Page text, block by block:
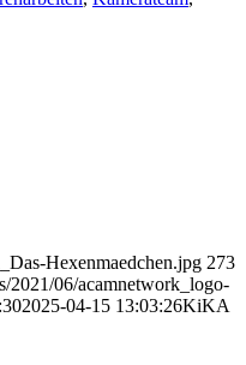
Hexenmaedchen.jpg 273
2021/06/acamnetwork_logo-
2025-04-15 13:03:26KiKA